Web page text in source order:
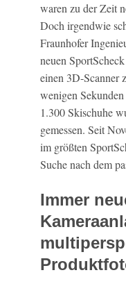
waren zu der Zeit
Doch irgendwie
Fraunhofer
neuen
einen 3D-Scanner
wenigen
1.300 Skischuhe
gemessen. Seit
im größten
Suche nach dem
Immer